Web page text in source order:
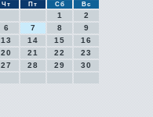
Чт Пт Сб Вс
1
2
6 7 8
9
13 14 15
16
20 21 22
23
27 28 29
30